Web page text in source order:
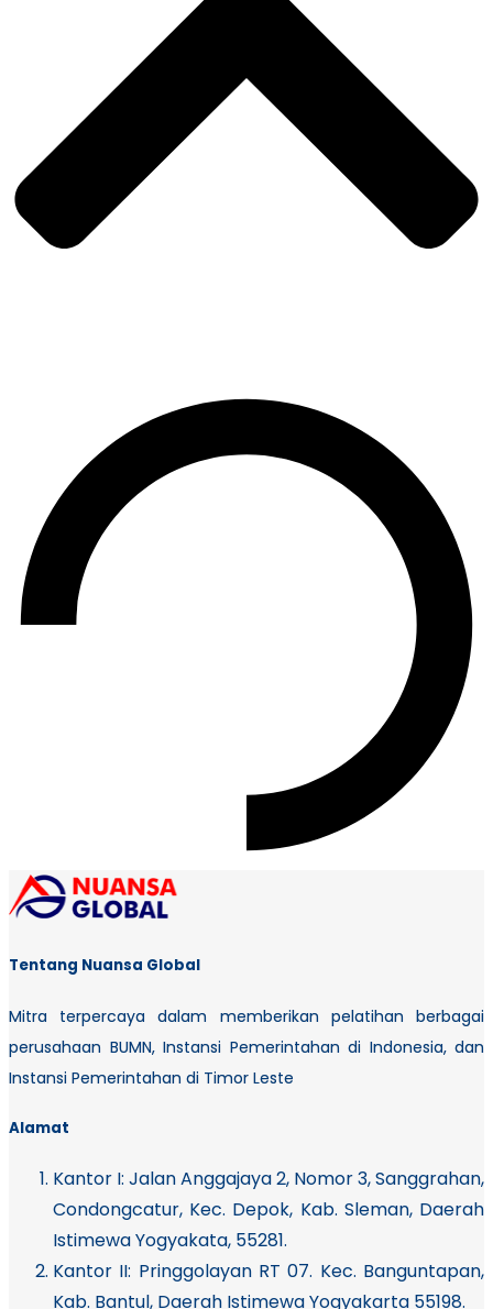
Tentang Nuansa Global
Mitra terpercaya dalam memberikan pelatihan berbagai
perusahaan BUMN, Instansi Pemerintahan di Indonesia, dan
Instansi Pemerintahan di Timor Leste
Alamat
Kantor I: Jalan Anggajaya 2, Nomor 3, Sanggrahan,
Condongcatur, Kec. Depok, Kab. Sleman, Daerah
Istimewa Yogyakata, 55281.
Kantor II: Pringgolayan RT 07. Kec. Banguntapan,
Kab. Bantul, Daerah Istimewa Yogyakarta 55198.